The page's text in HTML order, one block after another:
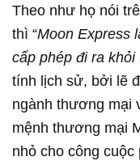
Theo như họ nói
thì “Moon Express
cấp phép đi ra
tính lịch sử, bởi lẽ
ngành thương mại
mệnh thương mại
nhỏ cho công